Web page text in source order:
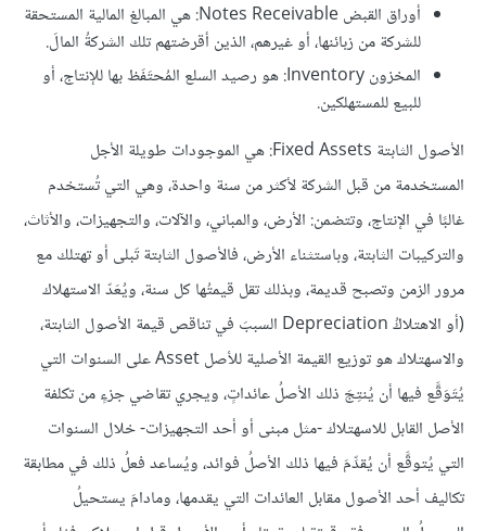
أوراق القبض Notes Receivable: هي المبالغ المالية المستحقة
للشركة من زبائنها، أو غيرهم، الذين أقرضتهم تلك الشركةُ المالَ.
المخزون Inventory: هو رصيد السلع المُحتَفَظ بها للإنتاج، أو
للبيع للمستهلكين.
الأصول الثابتة Fixed Assets: هي الموجودات طويلة الأجل
المستخدمة من قبل الشركة لأكثر من سنة واحدة، وهي التي تُستخدم
غالبًا في الإنتاج، وتتضمن: الأرض، والمباني، والآلات، والتجهيزات، والأثاث،
والتركيبات الثابتة، وباستثناء الأرض، فالأصول الثابتة تَبلى أو تهتلك مع
مرور الزمن وتصبح قديمة، وبذلك تقل قيمتُها كل سنة، ويُعَدّ الاستهلاك
(أو الاهتلاكُ Depreciation السببَ في تناقص قيمة الأصول الثابتة،
والاسهتلاك هو توزيع القيمة الأصلية للأصل Asset على السنوات التي
يُتَوَقَّع فيها أن يُنتِجَ ذلك الأصلُ عائداتٍ، ويجري تقاضي جزءٍ من تكلفة
الأصل القابل للاسهتلاك -مثل مبنى أو أحد التجهيزات- خلال السنوات
التي يُتوقَّع أن يُقدِّمَ فيها ذلك الأصلُ فوائد، ويُساعد فعلُ ذلك في مطابقة
تكاليف أحد الأصول مقابل العائدات التي يقدمها، ومادامَ يستحيلُ